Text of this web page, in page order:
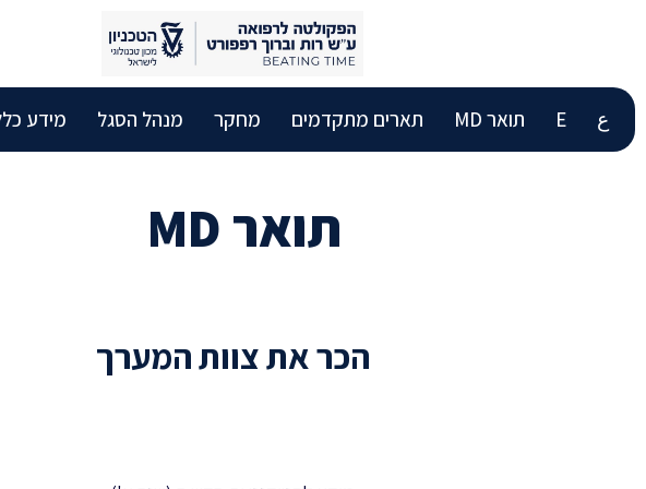
ع E תואר MD תארים מתקדמים מחקר מנהל הסגל מידע
תואר MD
הכר את צוות המערך